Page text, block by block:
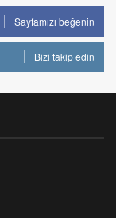
Sayfamızı beğenin
Bizi takip edin